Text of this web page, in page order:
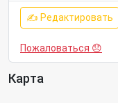
✍ Редактировать
Пожаловаться 😞
Карта